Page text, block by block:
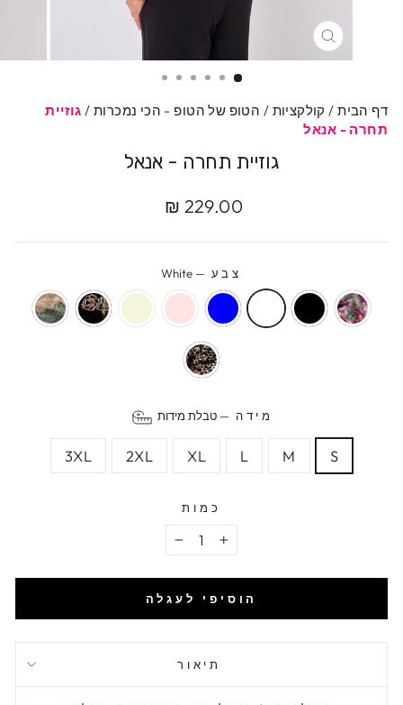
סגרי
דף הבית / קולקציות / הטופ של הטופ - הכי נמכרות / גוזיית
תחרה - אנאל
גוזיית תחרה - אנאל
מחיר
מחיר
229.00 ₪
צבע—
White
מידה—טבלת מידות
S
M
L
XL
2XL
3XL
כמות
− +
הוסיפי לעגלה
תיאור